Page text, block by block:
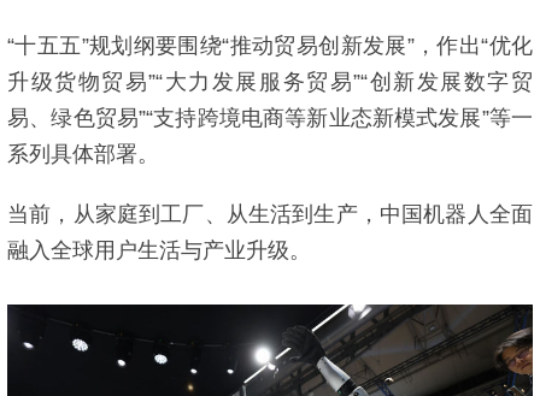
“十五五”规划纲要围绕“推动贸易创新发展”，作出“优化
升级货物贸易”“大力发展服务贸易”“创新发展数字贸
易、绿色贸易”“支持跨境电商等新业态新模式发展”等一
系列具体部署。
当前，从家庭到工厂、从生活到生产，中国机器人全面
融入全球用户生活与产业升级。